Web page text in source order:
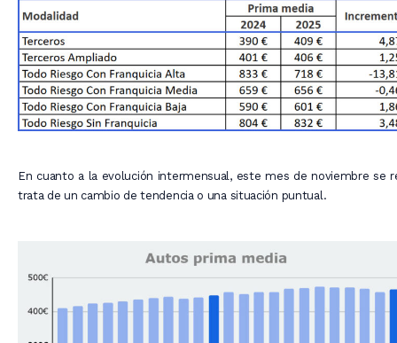
En cuanto a la evolución intermensual, este mes de noviembre
trata de un cambio de tendencia o una situación puntual.